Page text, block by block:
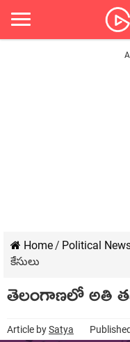
Home/ Political
కేసులు
తెలంగాణలో అతి
Article bySatya